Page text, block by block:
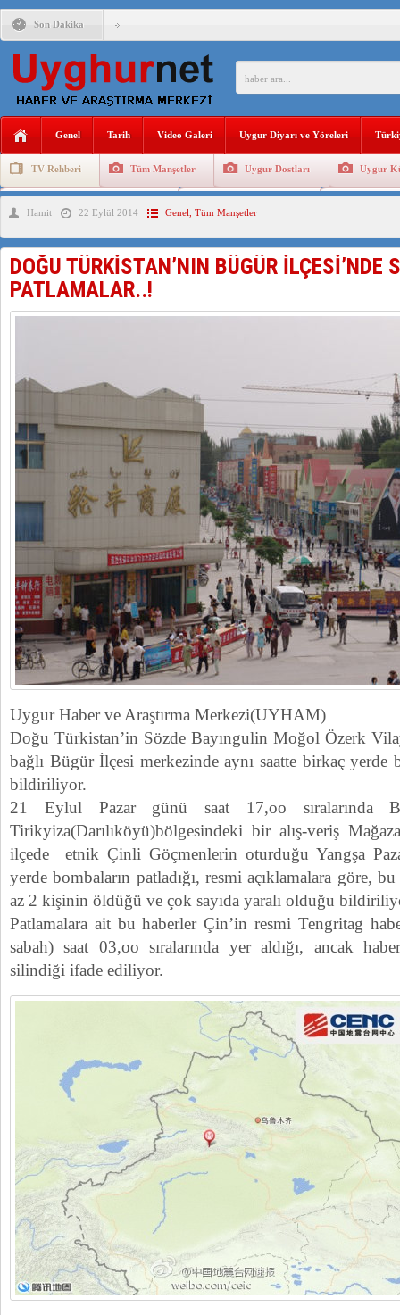
Son Dakika
ANAHTAR PARTİ GENEL BAŞKANI AĞIRALİOĞLU :
DİYANET AKADEMİSİ BAŞKANI DOÇ.DR.KAAN : DOĞU
150 YILDIR KAYNAYAN YARAMIZ : ÇİN İŞGALİNDEKİ
MHP’DEN URUMÇİ KATLİAMI MESAJİ : 05.07.2009
ÇİN’İN ANKARA BÜYÜKELÇİSİ JİANG’İN TRABZON
İŞGALCİ ÇİN’DEN “FETİHLER SULTANI
Genel Tarih Video Galeri Uygur Diyarı ve Yöreleri
TV Rehberi Tüm Manşetler Uygur Dostları Uygur
Uygurlarda Düğün ve Cenaze
Hamit 22 Eylül 2014 Genel Tüm Manşetler
DOĞU TÜRKİSTAN’NIN BÜGÜR İLÇESİ’NDE
PATLAMALAR..!
Uygur Haber ve Araştırma Merkezi(UYHAM)
Doğu Türkistan’in Sözde Bayıngulin Moğol Özerk
bağlı Bügür İlçesi merkezinde aynı saatte birkaç yerde
bildiriliyor.
21 Eylul Pazar günü saat 17,oo sıralarında
Tirikyiza(Darılıköyü)bölgesindeki bir alış-veriş
ilçede etnik Çinli Göçmenlerin oturduğu Yangşa
yerde bombaların patladığı, resmi açıklamalara göre,
az 2 kişinin öldüğü ve çok sayıda yaralı olduğu
Patlamalara ait bu haberler Çin’in resmi Tengritag
sabah) saat 03,oo sıralarında yer aldığı, ancak
silindiği ifade ediliyor.